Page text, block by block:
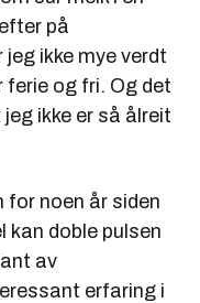
på
ikke mye verdt
ferie og fri. Og det
ikke er så ålreit
for noen år siden
kan doble pulsen
av
erfaring i